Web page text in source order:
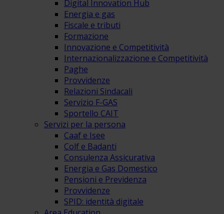
Digital Innovation Hub
Energia e gas
Fiscale e tributi
Formazione
Innovazione e Competitività
Internazionalizzazione e Competitività
Paghe
Provvidenze
Relazioni Sindacali
Servizio F-GAS
Sportello CAIT
Servizi per la persona
Caaf e Isee
Colf e Badanti
Consulenza Assicurativa
Energia e Gas Domestico
Pensioni e Previdenza
Provvidenze
SPID: identità digitale